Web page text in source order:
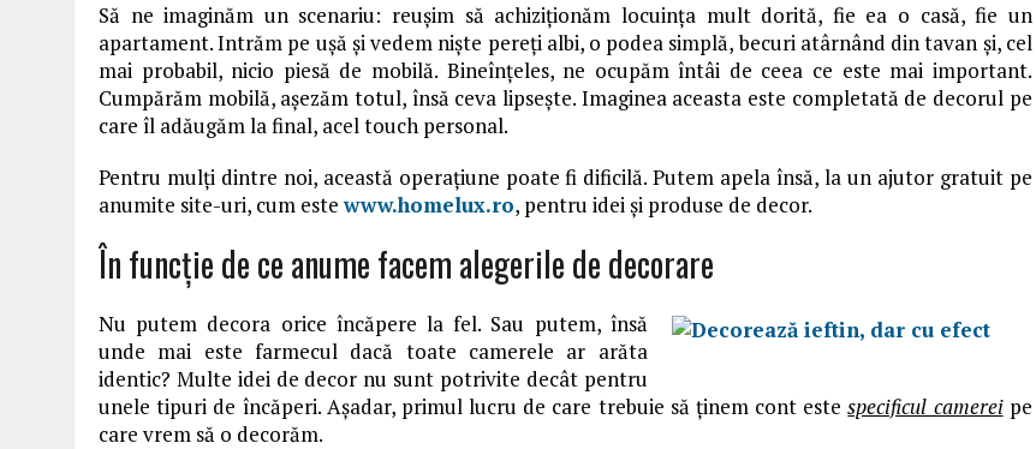
Să ne imaginăm un scenariu: reușim să achiziționăm locuința mult dorită, fie ea o casă, fie un
apartament. Intrăm pe ușă și vedem niște pereți albi, o podea simplă, becuri atârnând din tavan și, cel
mai probabil, nicio piesă de mobilă. Bineînțeles, ne ocupăm întâi de ceea ce este mai important.
Cumpărăm mobilă, așezăm totul, însă ceva lipsește. Imaginea aceasta este completată de decorul pe
care îl adăugăm la final, acel touch personal.
Pentru mulți dintre noi, această operațiune poate fi dificilă. Putem apela însă, la un ajutor gratuit pe
anumite site-uri, cum estewww.homelux.ro, pentru idei și produse de decor.
În funcție de ce anume facem alegerile de decorare
Nu putem decora orice încăpere la fel. Sau putem, însă
unde mai este farmecul dacă toate camerele ar arăta
identic? Multe idei de decor nu sunt potrivite decât pentru
unele tipuri de încăperi. Așadar, primul lucru de care trebuie să ținem cont estespecificul camereipe
care vrem să o decorăm.